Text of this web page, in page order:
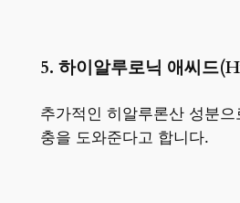
5. 하이알루로닉 애씨드
추가적인 히알루론산 성분
충을 도와준다고 합니다.